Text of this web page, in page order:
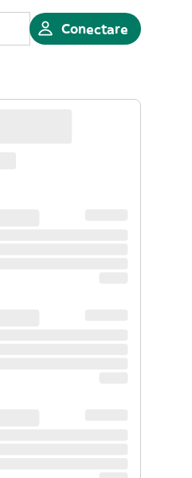
Conectare